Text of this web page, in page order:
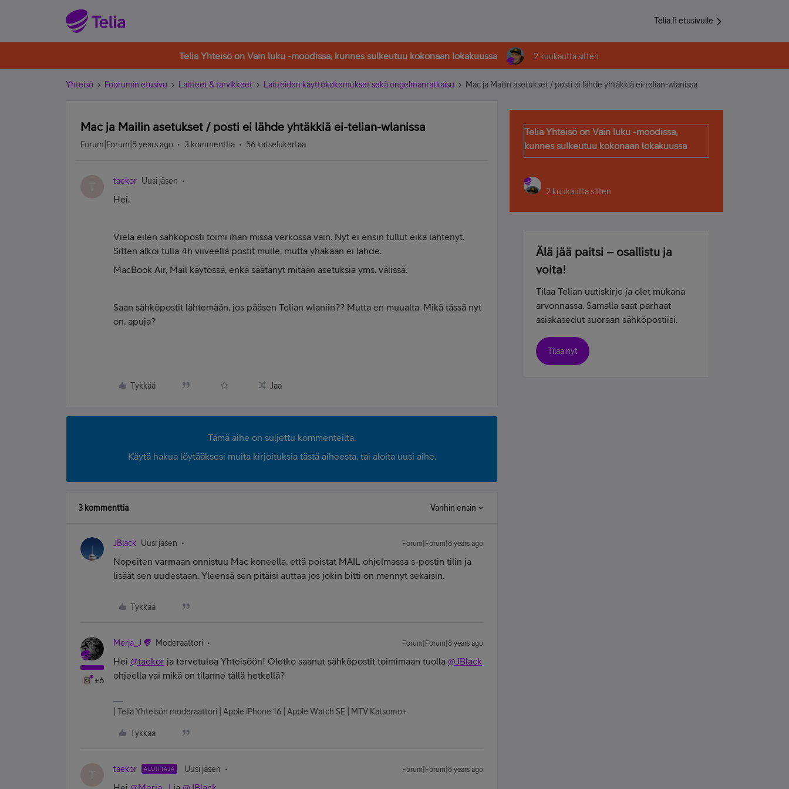
Telia.fi etusivulle
Telia Yhteisö on Vain luku -moodissa, kunnes sulkeutuu kokonaan lokakuussa 2 kuukautta sitten
Yhteisö Foorumin etusivu Laitteet & tarvikkeet Laitteiden käyttökokemukset sekä ongelmanratkaisu Mac ja Mailin asetukset / posti ei lähde yhtäkkiä ei-telian-wlanissa
Mac ja Mailin asetukset / posti ei lähde yhtäkkiä ei-telian-wlanissa
Forum|Forum|8 years ago 3 kommenttia 56 katselukertaa
T taekor Uusi jäsen
Hei,
Vielä eilen sähköposti toimi ihan missä verkossa vain. Nyt ei ensin tullut eikä lähtenyt.
Sitten alkoi tulla 4h viiveellä postit mulle, mutta yhäkään ei lähde.
MacBook Air, Mail käytössä, enkä säätänyt mitään asetuksia yms. välissä.
Saan sähköpostit lähtemään, jos pääsen Telian wlaniin?? Mutta en muualta. Mikä tässä nyt
on, apuja?
Tykkää Jaa
Tämä aihe on suljettu kommenteilta.
Käytä hakua löytääksesi muita kirjoituksia tästä aiheesta, tai aloita uusi aihe.
3 kommenttia Vanhin ensin
JBlack Uusi jäsen Forum|Forum|8 years ago
Nopeiten varmaan onnistuu Mac koneella, että poistat MAIL ohjelmassa s-postin tilin ja
lisäät sen uudestaan. Yleensä sen pitäisi auttaa jos jokin bitti on mennyt sekaisin.
Tykkää
+6
Merja_J Moderaattori Forum|Forum|8 years ago
Hei @taekor ja tervetuloa Yhteisöön! Oletko saanut sähköpostit toimimaan tuolla @JBlack
ohjeella vai mikä on tilanne tällä hetkellä?
| Telia Yhteisön moderaattori | Apple iPhone 16 | Apple Watch SE | MTV Katsomo+
Tykkää
T taekor ALOITTAJA Uusi jäsen Forum|Forum|8 years ago
Telia Yhteisö on Vain luku -moodissa,
kunnes sulkeutuu kokonaan lokakuussa
2 kuukautta sitten
Älä jää paitsi – osallistu ja
voita!
Tilaa Telian uutiskirje ja olet mukana
arvonnassa. Samalla saat parhaat
asiakasedut suoraan sähköpostiisi.
Tilaa nyt